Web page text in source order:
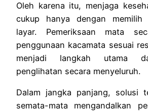
Oleh karena itu, menjaga
cukup hanya dengan memilih
layar. Pemeriksaan mata
penggunaan kacamata sesuai
menjadi langkah utama
penglihatan secara menyeluruh.
Dalam jangka panjang, solusi
semata-mata mengandalkan